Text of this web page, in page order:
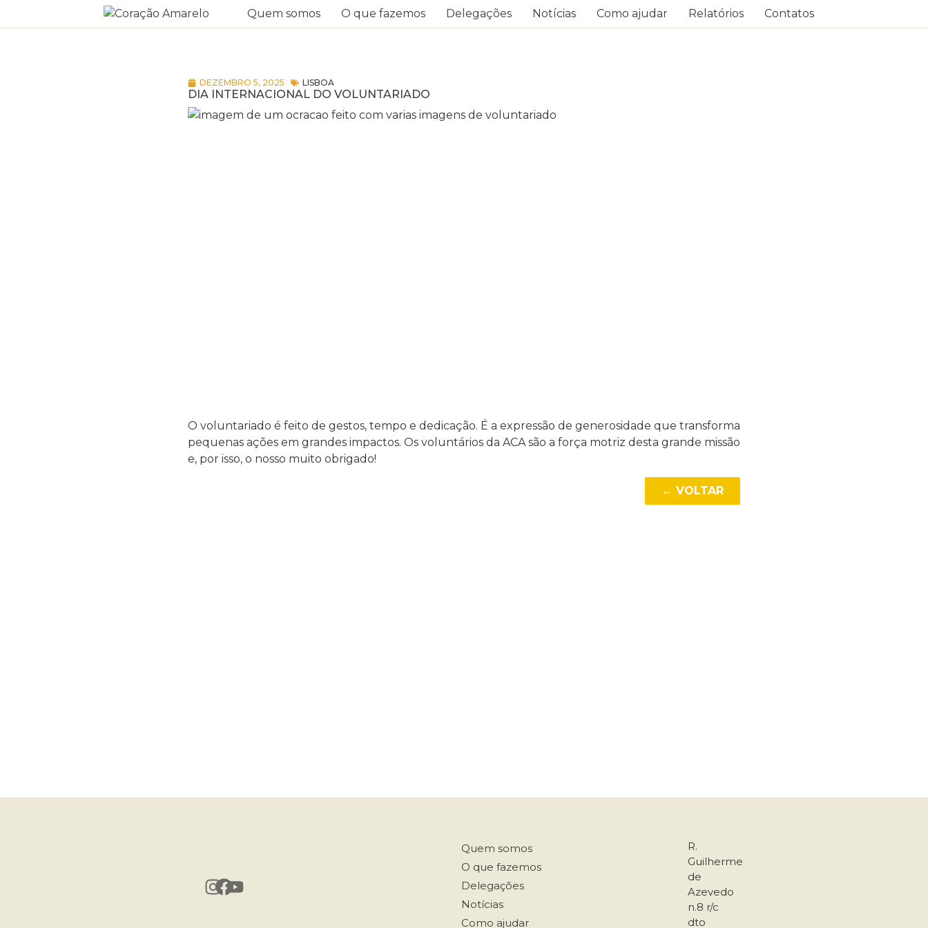
Quem somos O que fazemos Delegações Notícias Como ajudar Relatórios Contatos
DEZEMBRO 5, 2025 LISBOA
DIA INTERNACIONAL DO VOLUNTARIADO
O voluntariado é feito de gestos, tempo e dedicação. É a expressão de generosidade que transforma
pequenas ações em grandes impactos. Os voluntários da ACA são a força motriz desta grande missão
e, por isso, o nosso muito obrigado!
← VOLTAR
Quem somos
O que fazemos
Delegações
Notícias
Como ajudar
R.
Guilherme
de
Azevedo
n.8 r/c
dto